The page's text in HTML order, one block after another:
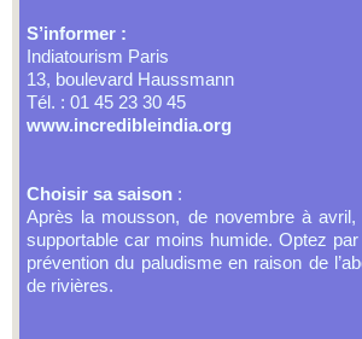
S’informer :
Indiatourism Paris
13, boulevard Haussmann
Tél. : 01 45 23 30 45
www.incredibleindia.org
Choisir sa saison :
Après la mousson, de novembre à
supportable car moins humide. Optez
prévention du paludisme en raison de
de rivières.